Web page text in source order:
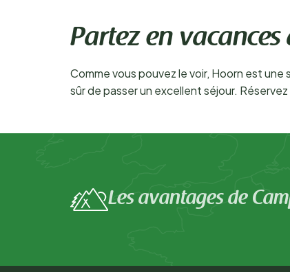
Partez en
Comme vous pouvez le voir, Hoorn est
sûr de passer un excellent séjour.
Les avantages de